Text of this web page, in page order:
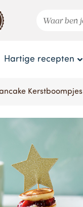
Hartige recepten
Kerstboompjes